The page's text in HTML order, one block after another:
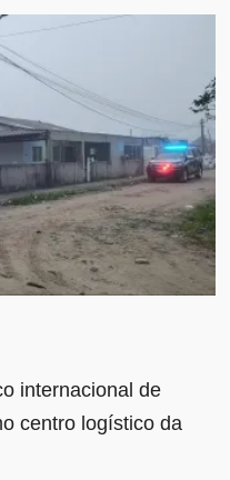
internacional de
centro logístico da